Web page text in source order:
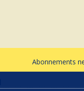
Abonnements